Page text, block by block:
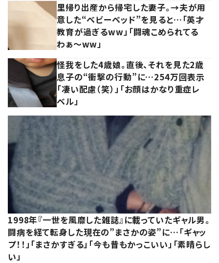
里帰り出産から帰宅した妻子。→夫が用
意した“ベビーベッド”を見ると…「英才
教育が過ぎるww」「闘魂こめられてる
わぁ～ww」
怪我をした4歳娘。直後、それを見た2歳
息子の“衝撃の行動”に…254万回表示
「凄い配慮（笑）」「お顔はかなり重症レ
ベル」
1998年『一世を風靡した雑誌』に載っていたギャル男。
闘病を経て転身した現在の”まさかの姿”に…「ギャッ
プ！！」「まさかすぎる」「今も昔もかっこいい」「素晴らし
い」